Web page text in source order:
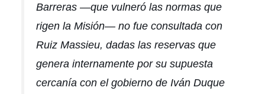
Barreras —que vulneró las normas que
rigen la Misión— no fue consultada con
Ruiz Massieu, dadas las reservas que
genera internamente por su supuesta
cercanía con el gobierno de Iván Duque